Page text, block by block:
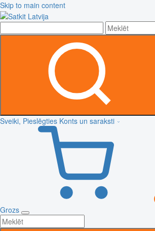
Skip to main content
Sveiki, Pieslēgties Konts un saraksti
Grozs